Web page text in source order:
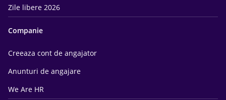
Zile libere 2026
Companie
Creeaza cont de angajator
Anunturi de angajare
We Are HR